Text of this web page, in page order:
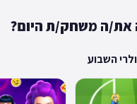
את/ה משחק/ת היום?
השבוע